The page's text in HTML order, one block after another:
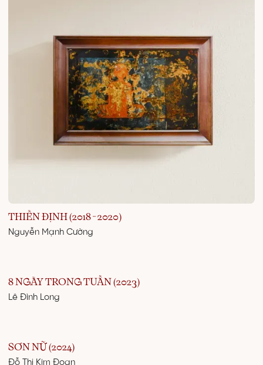
THIỀN ĐỊNH (2018 - 2020)
Nguyễn Mạnh Cường
8 NGÀY TRONG TUẦN (2023)
Lê Đình Long
SƠN NỮ (2024)
Đỗ Thị Kim Đoan